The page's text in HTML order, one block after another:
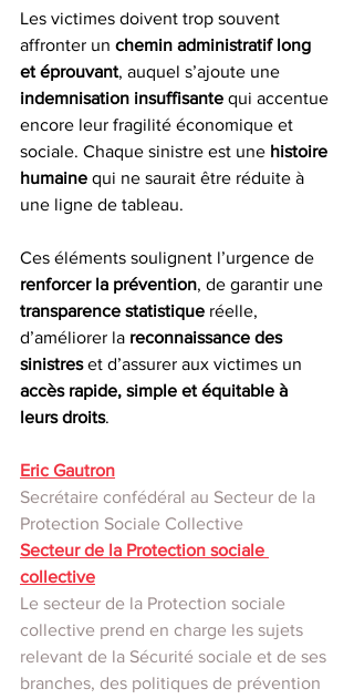
Les victimes doivent trop souvent
affronter un chemin administratif long
et éprouvant, auquel s’ajoute une
indemnisation insuffisante qui accentue
encore leur fragilité économique et
sociale. Chaque sinistre est une histoire
humaine qui ne saurait être réduite à
une ligne de tableau.
Ces éléments soulignent l’urgence de
renforcer la prévention, de garantir une
transparence statistique réelle,
d’améliorer la reconnaissance des
sinistres et d’assurer aux victimes un
accès rapide, simple et équitable à
leurs droits.
Eric Gautron
Secrétaire confédéral au Secteur de la
Protection Sociale Collective
Secteur de la Protection sociale
collective
Le secteur de la Protection sociale
collective prend en charge les sujets
relevant de la Sécurité sociale et de ses
branches, des politiques de prévention